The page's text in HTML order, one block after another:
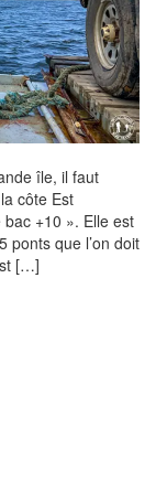
île, il faut
côte Est
+10 ». Elle est
ponts que l’on doit
[…]